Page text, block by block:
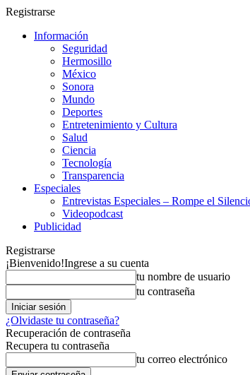
Registrarse
Información
Seguridad
Hermosillo
México
Sonora
Mundo
Deportes
Entretenimiento y Cultura
Salud
Ciencia
Tecnología
Transparencia
Especiales
Entrevistas Especiales – Rompe el
Videopodcast
Publicidad
Registrarse
¡Bienvenido!Ingrese a su cuenta
tu nombre de usuario
tu contraseña
¿Olvidaste tu contraseña?
Recuperación de contraseña
Recupera tu contraseña
tu correo electrónico